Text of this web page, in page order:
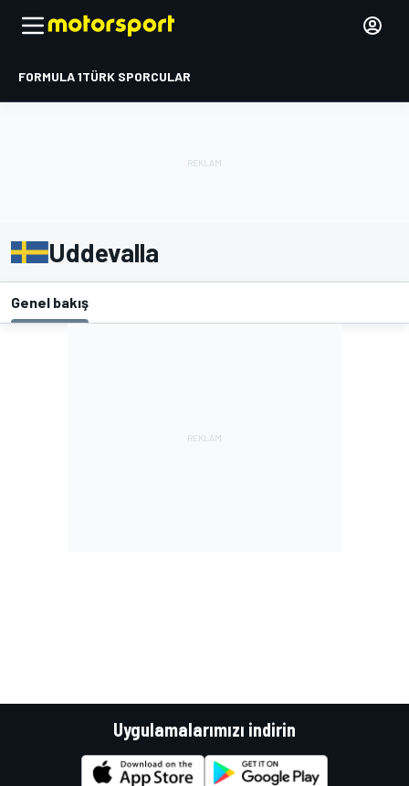
FORMULA 1TÜRK SPORCULAR
Uddevalla
Genel bakış
Uygulamalarımızı indirin